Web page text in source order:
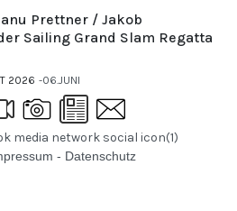
Prettner / Jakob
Sailing Grand Slam Regatta
2026 06.JUNI
- Datenschutz